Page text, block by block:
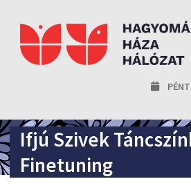
Ifjú Szivek
Finetuning